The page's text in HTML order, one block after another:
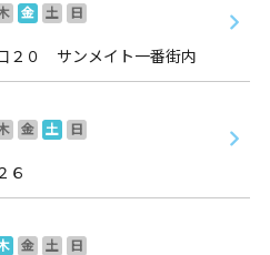
金 土
日
２０ サンメイト一番街内
金 土
日
６
金 土
日